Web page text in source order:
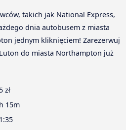
takich jak National Express,
dnia autobusem z miasta
jednym kliknięciem! Zarezerwuj
do miasta Northampton już
zł
15m